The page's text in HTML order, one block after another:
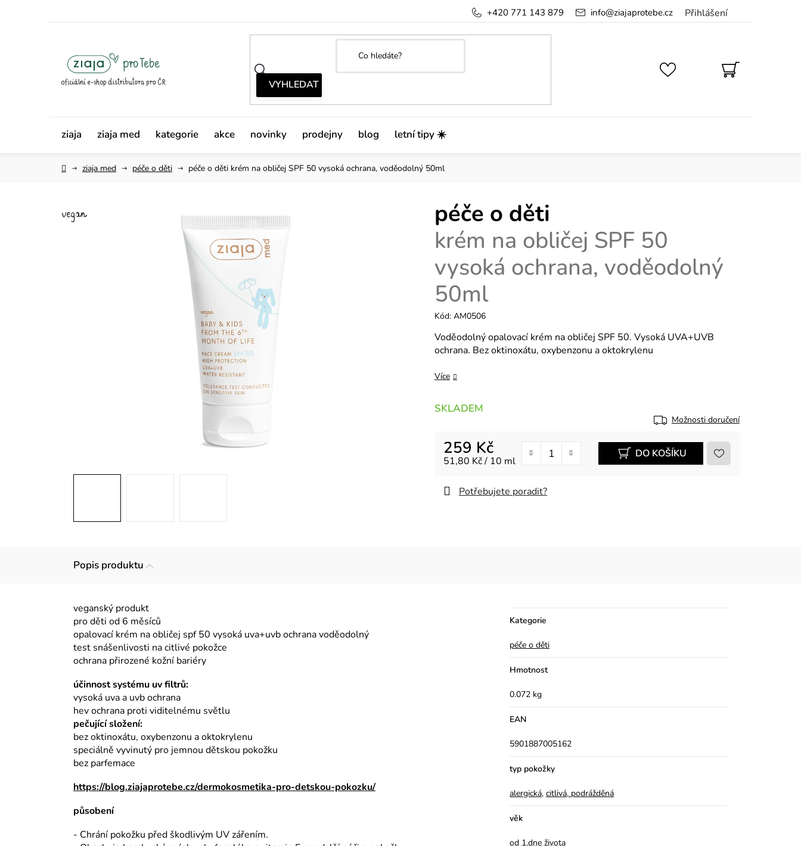
Přihlášení
info@ziajaprotebe.cz
+420 771 143 879
NÁKUPNÍ
KOŠÍK
ziaja ziaja med kategorie akce novinky prodejny blog letní tipy ☀️
Domůziaja med péče o děti péče o děti krém na obličej SPF 50 vysoká ochrana, voděodolný 50ml
péče o děti
krém na obličej SPF 50
vysoká ochrana, voděodolný
50ml
Kód: AM0506
Voděodolný opalovací krém na obličej SPF 50. Vysoká UVA+UVB
ochrana. Bez oktinoxátu, oxybenzonu a oktokrylenu
Více
SKLADEM
Možnosti doručení
259 Kč
Měrná cena:
51,80 Kč / 10 ml
DO KOŠÍKU
Potřebujete poradit?
Popis produktu
veganský produkt
pro děti od 6 měsíců
opalovací krém na obličej spf 50 vysoká uva+uvb ochrana voděodolný
test snášenlivosti na citlivé pokožce
ochrana přirozené kožní bariéry
účinnost systému uv filtrů:
vysoká uva a uvb ochrana
hev ochrana proti viditelnému světlu
pečující složení:
bez oktinoxátu, oxybenzonu a oktokrylenu
speciálně vyvinutý pro jemnou dětskou pokožku
bez parfemace
https://blog.ziajaprotebe.cz/dermokosmetika-pro-detskou-pokozku/
působení
- Chrání pokožku před škodlivým UV zářením.
Kategorie
péče o děti
Hmotnost
0.072 kg
EAN
5901887005162
typ pokožky
alergická, citlivá, podrážděná
věk
od 1.dne života